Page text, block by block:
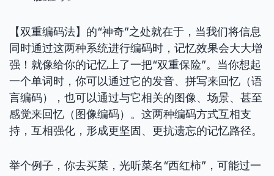
【双重编码法】的“神奇”之处就在于，当我们将信息
同时通过这两种系统进行编码时，记忆效果会大大增
强！就像给你的记忆上了一把“双重保险”。当你想起
一个单词时，你可以通过它的发音、拼写来回忆（语
言编码），也可以通过与它相关的图像、场景、甚至
感觉来回忆（图像编码）。这两种编码方式互相支
持，互相强化，形成更坚固、更抗遗忘的记忆路径。
举个例子，你去买菜，光听菜名“西红柿”，可能过一